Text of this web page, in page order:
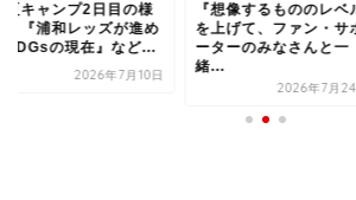
キャンプ2日目の様
『浦和レッズが進め
の現在』など...
2026年7月10日
『想像するもののレベル
を上げて、ファン・サポ
ーターのみなさんと一
緒...
2026年7月24日